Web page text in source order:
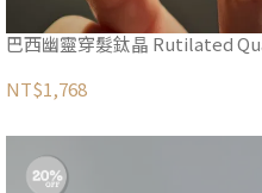
巴西幽靈穿髮鈦晶 Rutilated
NT$1,768